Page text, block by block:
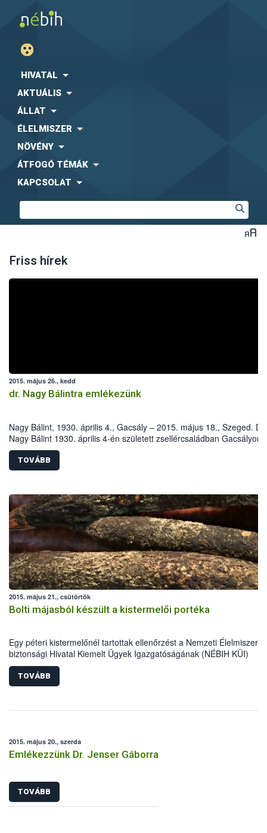
HIVATAL
AKTUÁLIS
ÁLLAT
ÉLELMISZER
NÖVÉNY
ÁTFOGÓ TÉMÁK
KAPCSOLAT
Friss hírek
2015. május 26., kedd
dr. Nagy Bálintra emlékezünk
Nagy Bálint, 1930. április 4., Gacsály – 2015. május 18., Szeged. Dr.
Nagy Bálint 1930. április 4-én született zsellércsaládban Gacsályon.
Iskoláit szülőfalujában, majd az Eszterházy Kertészeti
később a harkovi (Szovjetunió) Dokucsájev Mezőgazdasági
Növényvédelmi Fakultásán végezte.
TOVÁBB
2015. május 21., csütörtök
Bolti májasból készült a kistermelői portéka
Egy péteri kistermelőnél tartottak ellenőrzést a Nemzeti
biztonsági Hivatal Kiemelt Ügyek Igazgatóságának (NÉBIH KÜI)
szakemberei április közepén. A helyszínen tapasztalt számos
szabálytalanság miatt mintegy 5700 kg alapanyag, félkész- és
késztermék forgalomból történő kivonását és megsemmisítését
TOVÁBB
2015. május 20., szerda
Emlékezzünk Dr. Jenser Gáborra
TOVÁBB